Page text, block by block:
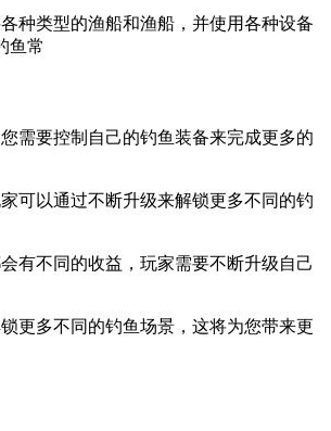
类型的渔船和渔船，并使用各种设备
鱼常
要控制自己的钓鱼装备来完成更多的
以通过不断升级来解锁更多不同的钓
不同的收益，玩家需要不断升级自己
多不同的钓鱼场景，这将为您带来更